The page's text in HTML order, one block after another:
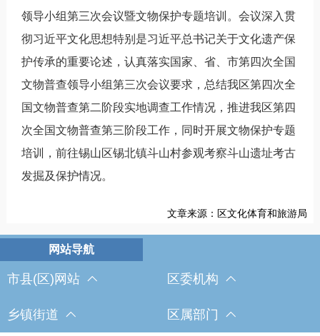
领导小组第三次会议暨文物保护专题培训。会议深入贯
彻习近平文化思想特别是习近平总书记关于文化遗产保
护传承的重要论述，认真落实国家、省、市第四次全国
文物普查领导小组第三次会议要求，总结我区第四次全
国文物普查第二阶段实地调查工作情况，推进我区第四
次全国文物普查第三阶段工作，同时开展文物保护专题
培训，前往锡山区锡北镇斗山村参观考察斗山遗址考古
发掘及保护情况。
文章来源：区文化体育和旅游局
市县(区)网站 区委机构
乡镇街道 区属部门